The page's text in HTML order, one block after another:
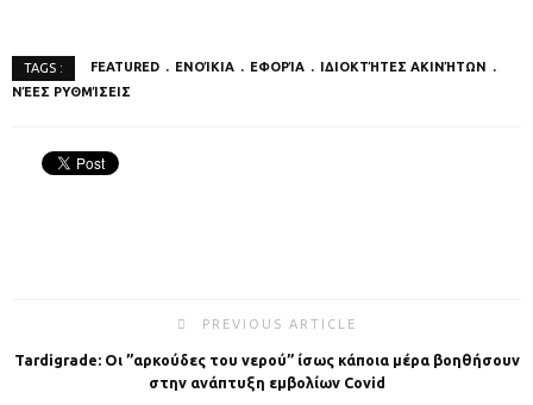
TAGS : FEATURED ΕΝΟΊΚΙΑ ΕΦΟΡΊΑ
ΙΔΙΟΚΤΉΤΕΣ ΑΚΙΝΉΤΩΝ
ΝΈΕΣ ΡΥΘΜΊΣΕΙΣ
PREVIOUS ARTICLE
Tardigrade: Οι ”αρκούδες του νερού” ίσως κάποια μέρα βοηθήσουν
στην ανάπτυξη εμβολίων Covid